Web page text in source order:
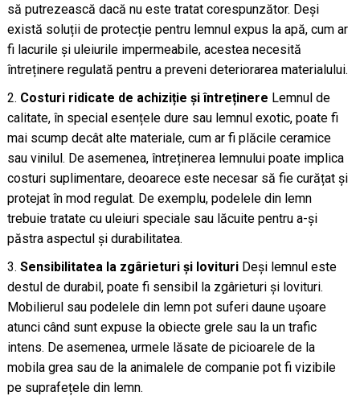
să putrezească dacă nu este tratat corespunzător. Deși
există soluții de protecție pentru lemnul expus la apă, cum ar
fi lacurile și uleiurile impermeabile, acestea necesită
întreținere regulată pentru a preveni deteriorarea materialului.
Costuri ridicate de achiziție și întreținere Lemnul de
calitate, în special esențele dure sau lemnul exotic, poate fi
mai scump decât alte materiale, cum ar fi plăcile ceramice
sau vinilul. De asemenea, întreținerea lemnului poate implica
costuri suplimentare, deoarece este necesar să fie curățat și
protejat în mod regulat. De exemplu, podelele din lemn
trebuie tratate cu uleiuri speciale sau lăcuite pentru a-și
păstra aspectul și durabilitatea.
Sensibilitatea la zgârieturi și lovituriDeși lemnul este
destul de durabil, poate fi sensibil la zgârieturi și lovituri.
Mobilierul sau podelele din lemn pot suferi daune ușoare
atunci când sunt expuse la obiecte grele sau la un trafic
intens. De asemenea, urmele lăsate de picioarele de la
mobila grea sau de la animalele de companie pot fi vizibile
pe suprafețele din lemn.